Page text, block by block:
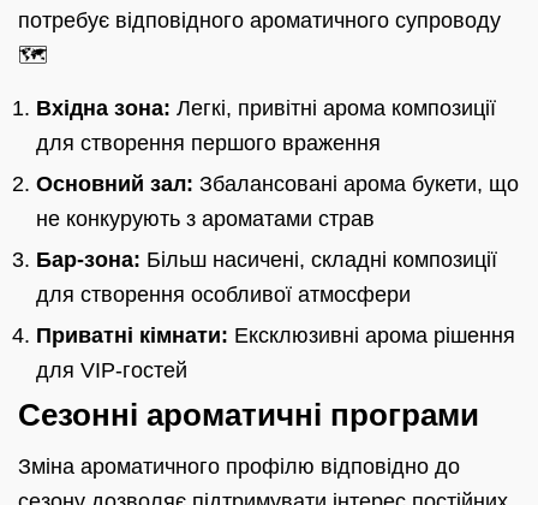
потребує відповідного ароматичного супроводу
🗺️
Вхідна зона: Легкі, привітні арома композиції
для створення першого враження
Основний зал: Збалансовані арома букети, що
не конкурують з ароматами страв
Бар-зона: Більш насичені, складні композиції
для створення особливої атмосфери
Приватні кімнати: Ексклюзивні арома рішення
для VIP-гостей
Сезонні ароматичні програми
Зміна ароматичного профілю відповідно до